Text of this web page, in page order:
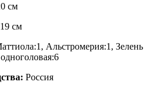
см
19 см
Альстромерия:1, Зелень
Россия